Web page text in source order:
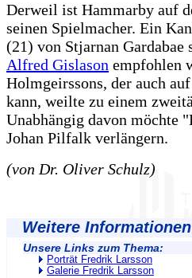
Derweil ist Hammarby auf
seinen Spielmacher. Ein
(21) von Stjarnan Gardabae
Alfred Gislason empfohlen
Holmgeirssons, der auch
kann, weilte zu einem
Unabhängig davon möchte
Johan Pilfalk verlängern.
(von Dr. Oliver Schulz)
Weitere
Unsere Links zum Thema:
Porträt Fredrik Larsson
Galerie Fredrik Larsson